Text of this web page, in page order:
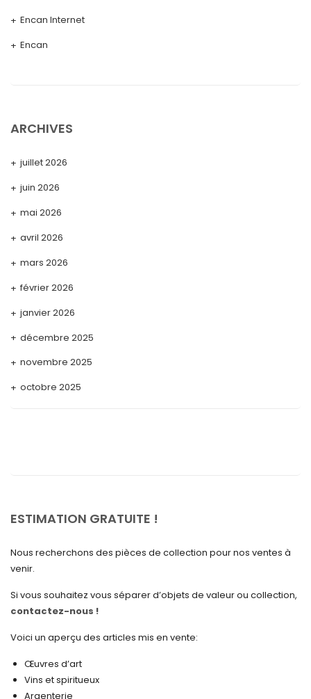
Encan Internet
Encan
ARCHIVES
juillet 2026
juin 2026
mai 2026
avril 2026
mars 2026
février 2026
janvier 2026
décembre 2025
novembre 2025
octobre 2025
avril 2025
février 2025
décembre 2024
novembre 2024
octobre 2024
septembre 2024
ESTIMATION GRATUITE !
Nous recherchons des pièces de collection pour nos ventes à
venir.
Si vous souhaitez vous séparer d’objets de valeur ou collection,
contactez-nous !
Voici un aperçu des articles mis en vente:
Œuvres d’art
Vins et spiritueux
Argenterie